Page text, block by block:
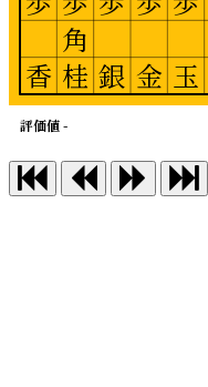
評価値 -
玉
金
銀
角
桂
香